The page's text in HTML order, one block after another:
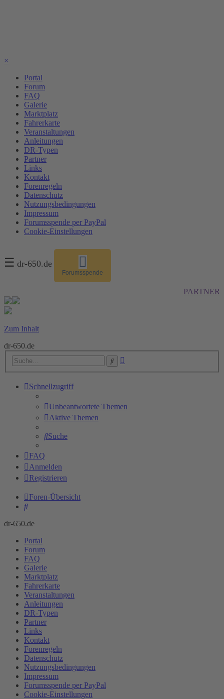
×
Portal
Forum
FAQ
Galerie
Marktplatz
Fahrerkarte
Veranstaltungen
Anleitungen
DR-Typen
Partner
Links
Kontakt
Forenregeln
Datenschutz
Nutzungsbedingungen
Impressum
Forumsspende per PayPal
Cookie-Einstellungen
☰ dr-650.de
Forumsspende
PARTNER
Zum Inhalt
dr-650.de
Suche
Schnellzugriff
Unbeantwortete Themen
Aktive Themen
Suche
FAQ
Anmelden
Registrieren
Foren-Übersicht
Suche
dr-650.de
Portal
Forum
FAQ
Galerie
Marktplatz
Fahrerkarte
Veranstaltungen
Anleitungen
DR-Typen
Partner
Links
Kontakt
Forenregeln
Datenschutz
Nutzungsbedingungen
Impressum
Forumsspende per PayPal
Cookie-Einstellungen